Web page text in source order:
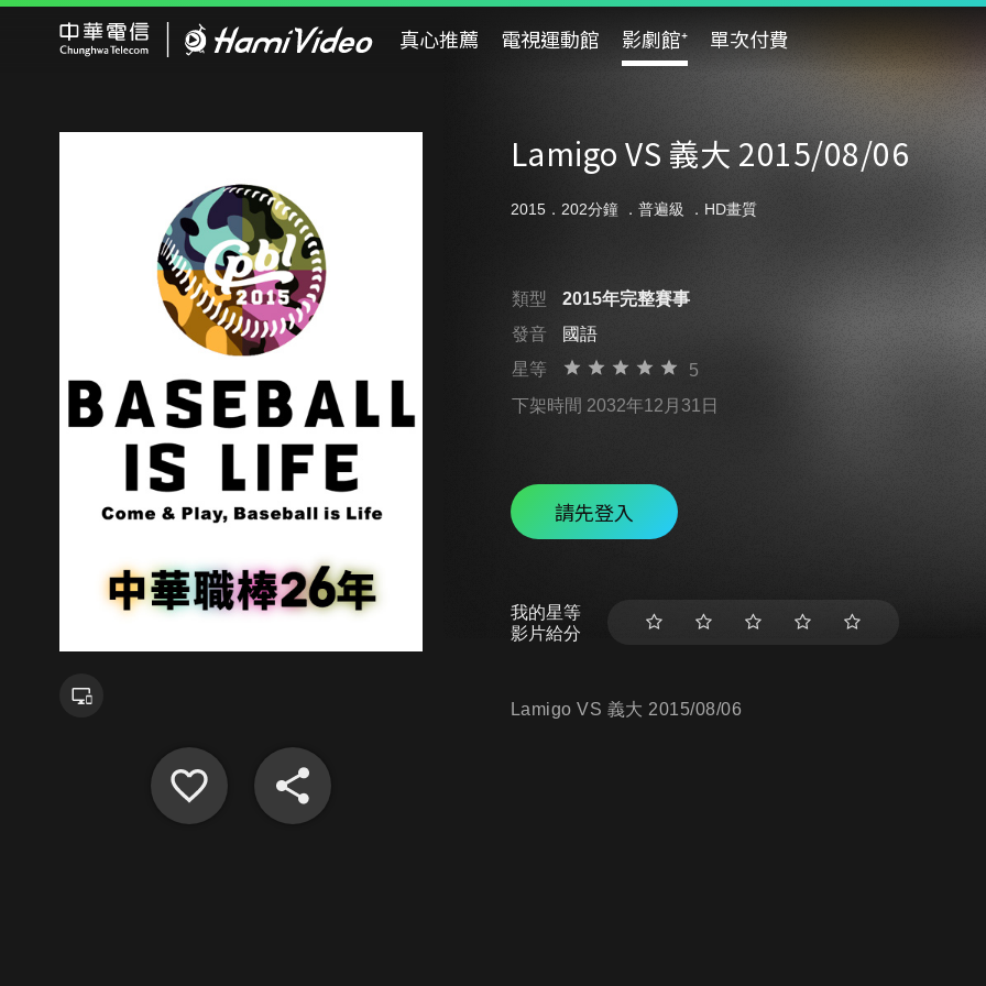
真心推薦 電視運動館 影劇館⁺ 單次付費
Lamigo VS 義大 2015/08/06
2015．202分鐘 ． 普遍級 ．HD畫質
類型
2015年完整賽事
發音
國語
星等
5
下架時間 2032年12月31日
請先登入
我的星等
影片給分
Lamigo VS 義大 2015/08/06